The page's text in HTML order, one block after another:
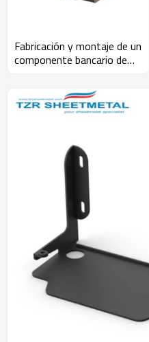
Fabricación y montaje de un
componente bancario de